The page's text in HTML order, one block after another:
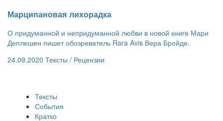
​Марципановая лихорадка
О придуманной и непридуманной любви в новой книге Мари
Деплешен пишет обозреватель Rara Avis Вера Бройде.
24.09.2020 Тексты / Рецензии
Тексты
События
Кратко